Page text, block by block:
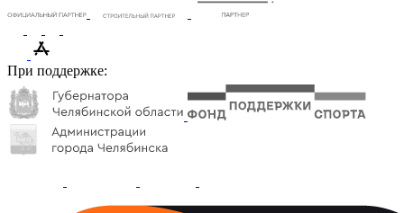
При поддержке: